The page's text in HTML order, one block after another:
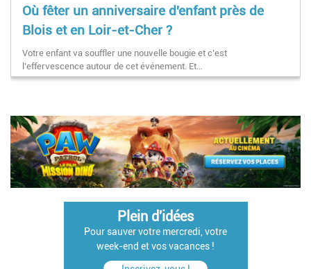
Où fêter un anniversaire d'enfant près de
Blois et en Loir-et-Cher ?
Votre enfant va souffler une nouvelle bougie et c’est
l’effervescence autour de cet événement. Et…
Plein d'idées
Pour sauver votre mercredi, votre
week-end et vos vacances !